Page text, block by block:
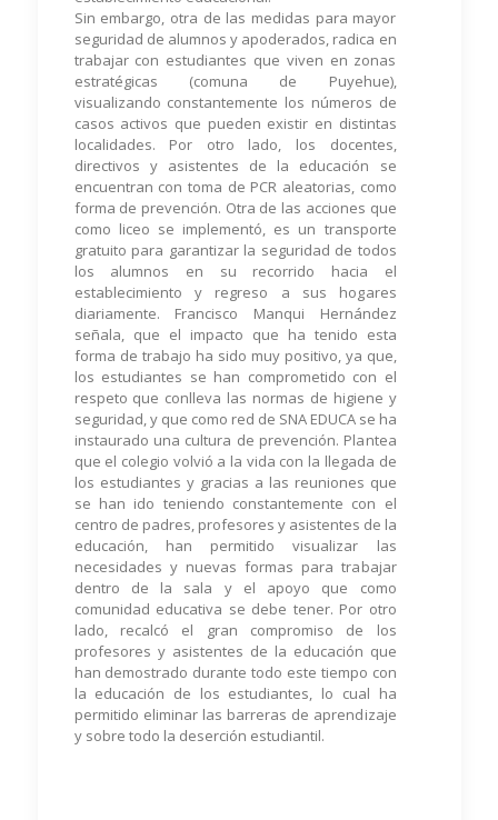
Sin embargo, otra de las medidas para mayor
seguridad de alumnos y apoderados, radica en
trabajar con estudiantes que viven en zonas
estratégicas (comuna de Puyehue),
visualizando constantemente los números de
casos activos que pueden existir en distintas
localidades. Por otro lado, los docentes,
directivos y asistentes de la educación se
encuentran con toma de PCR aleatorias, como
forma de prevención. Otra de las acciones que
como liceo se implementó, es un transporte
gratuito para garantizar la seguridad de todos
los alumnos en su recorrido hacia el
establecimiento y regreso a sus hogares
diariamente. Francisco Manqui Hernández
señala, que el impacto que ha tenido esta
forma de trabajo ha sido muy positivo, ya que,
los estudiantes se han comprometido con el
respeto que conlleva las normas de higiene y
seguridad, y que como red de SNA EDUCA se ha
instaurado una cultura de prevención. Plantea
que el colegio volvió a la vida con la llegada de
los estudiantes y gracias a las reuniones que
se han ido teniendo constantemente con el
centro de padres, profesores y asistentes de la
educación, han permitido visualizar las
necesidades y nuevas formas para trabajar
dentro de la sala y el apoyo que como
comunidad educativa se debe tener. Por otro
lado, recalcó el gran compromiso de los
profesores y asistentes de la educación que
han demostrado durante todo este tiempo con
la educación de los estudiantes, lo cual ha
permitido eliminar las barreras de aprendizaje
y sobre todo la deserción estudiantil.